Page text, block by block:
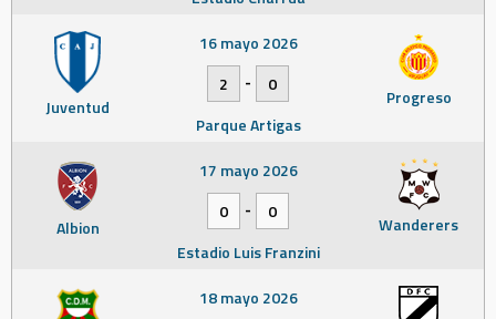
Juventud Progreso
16 mayo 2026
2
-
0
Parque Artigas
Albion Wanderers
17 mayo 2026
0
-
0
Estadio Luis Franzini
18 mayo 2026